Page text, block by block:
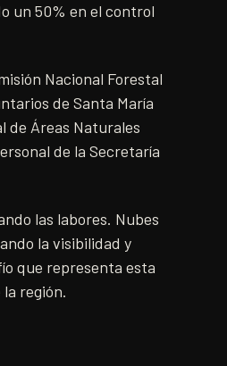
un 50% en el control
Nacional Forestal
de Santa María
de Áreas Naturales
de la Secretaría
las labores. Nubes
la visibilidad y
que representa esta
región.